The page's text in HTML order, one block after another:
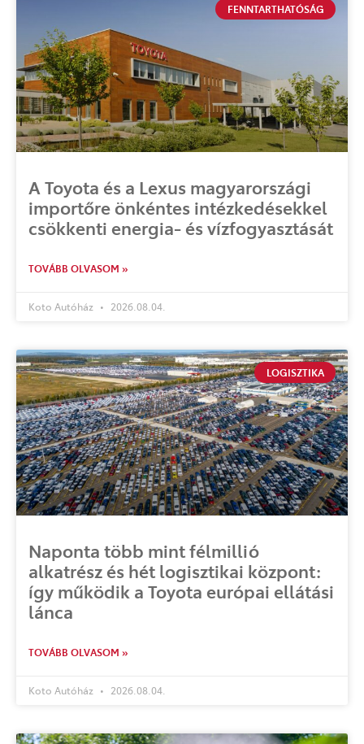
FENNTARTHATÓSÁG
A Toyota és a Lexus magyarországi
importőre önkéntes intézkedésekkel
csökkenti energia- és vízfogyasztását
TOVÁBB OLVASOM »
Koto Autóház 2026.08.04.
LOGISZTIKA
Naponta több mint félmillió
alkatrész és hét logisztikai központ:
így működik a Toyota európai ellátási
lánca
TOVÁBB OLVASOM »
Koto Autóház 2026.08.04.